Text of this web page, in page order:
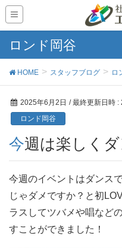
ロンド岡谷
HOME スタッフブログ ロ
2025年6月2日 / 最終更新日時 :
ロンド岡谷
今週は楽しく
今週のイベントはダンス
じゃダメですか？と初
ラスしてツバメや唱など
すことができました！